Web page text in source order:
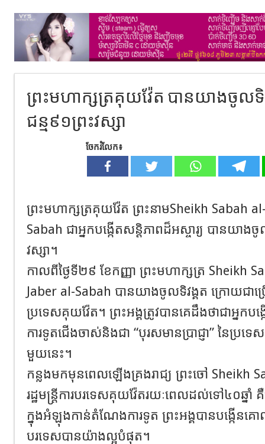
ព្រះមហាក្សត្រគុយវ៉ែត បានយាងចូលទិវ
ជន្ម៩១ព្រះវស្សា
ចែករំលែក៖
ព្រះមហាក្សត្រគុយវ៉ែត ព្រះនាមSheikh Sabah
Sabah ជាអ្នកបង្កើតសន្តិភាពដ៏អស្ចារ្យ បានយាងចូ
វស្សា។
កាលពីថ្ងៃទី​២៩ ខែកញ្ញា ព្រះមហាក្សត្រ Sheikh
Jaber al-Sabah បានយាងចូលទិវង្គត ក្រោយជាច្
ប្រទេសគុយវ៉ែត។ ព្រះអង្គត្រូវបានគេដឹងថាជាអ្នកបង្
ការទូតជើងចាស់និងជា “បុរសមានប្រាជ្ញា” នៃប្
មួយនេះ។
កន្លងមកមុនពេលឡើងគ្រងរាជ្យ ព្រះចៅ Sheikh
រដ្ឋមន្ត្រីការបរទេស​គុយវ៉ែតរយៈពេលដល់ទៅ៤០ឆ្
ក្នុងអំឡុងកាន់តំណែងការទូត ​ព្រះអង្គ​បានបង្កើន
បរទេសបានយ៉ាងល្អបំផុត​។